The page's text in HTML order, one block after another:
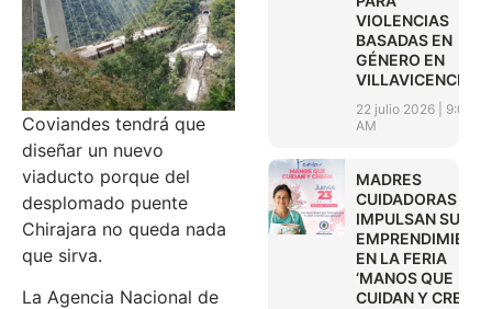
Coviandes tendrá que
diseñar un nuevo
viaducto porque del
desplomado puente
Chirajara no queda nada
que sirva.
La Agencia Nacional de
VIOLENCIAS
BASADAS EN
GÉNERO EN
VILLAVICENCIO
22 julio 2026
9:01
AM
MADRES
CUIDADORAS
IMPULSAN SUS
EN LA FERIA
‘MANOS QUE
CUIDAN Y CREAN’